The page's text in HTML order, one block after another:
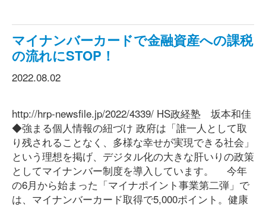
マイナンバーカードで金融資産への課税
の流れにSTOP！
2022.08.02
http://hrp-newsfile.jp/2022/4339/ HS政経塾 坂本和佳
◆強まる個人情報の紐づけ 政府は「誰一人として取
り残されることなく、多様な幸せが実現できる社会」
という理想を掲げ、デジタル化の大きな肝いりの政策
としてマイナンバー制度を導入しています。 今年
の6月から始まった「マイナポイント事業第二弾」で
は、マイナンバーカード取得で5,000ポイント。健康